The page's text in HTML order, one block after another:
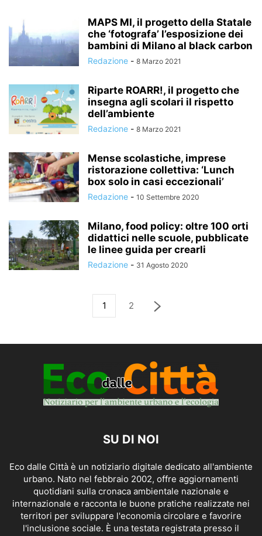
MAPS MI, il progetto della Statale
che ‘fotografa’ l’esposizione dei
bambini di Milano al black carbon
Redazione - 8 Marzo 2021
Riparte ROARR!, il progetto che
insegna agli scolari il rispetto
dell’ambiente
Redazione - 8 Marzo 2021
Mense scolastiche, imprese
ristorazione collettiva: ‘Lunch
box solo in casi eccezionali’
Redazione - 10 Settembre 2020
Milano, food policy: oltre 100 orti
didattici nelle scuole, pubblicate
le linee guida per crearli
Redazione - 31 Agosto 2020
1 2
SU DI NOI
Eco dalle Città è un notiziario digitale dedicato all'ambiente
urbano. Nato nel febbraio 2002, offre aggiornamenti
quotidiani sulla cronaca ambientale nazionale e
internazionale e racconta le buone pratiche realizzate nei
territori per sviluppare l'economia circolare e favorire
l'inclusione sociale. È una testata registrata presso il